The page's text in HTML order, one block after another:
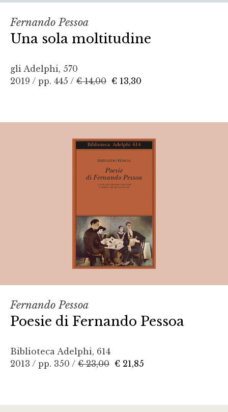
Fernando Pessoa
Una sola moltitudine
gli Adelphi, 570
2019 / pp. 445 / € 14,00 € 13,30
Fernando Pessoa
Poesie di Fernando Pessoa
Biblioteca Adelphi, 614
2013 / pp. 350 / € 23,00 € 21,85